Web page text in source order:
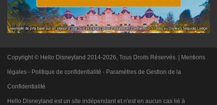
Copyright © Hello Disneyland 2014-2026, Tous Droits Réservés. | Mentions
légales - Politique de confidentialité - Paramètres de Gestion de la
Confidentialité
Hello Disneyland est un site indépendant et n'est en aucun cas lié à